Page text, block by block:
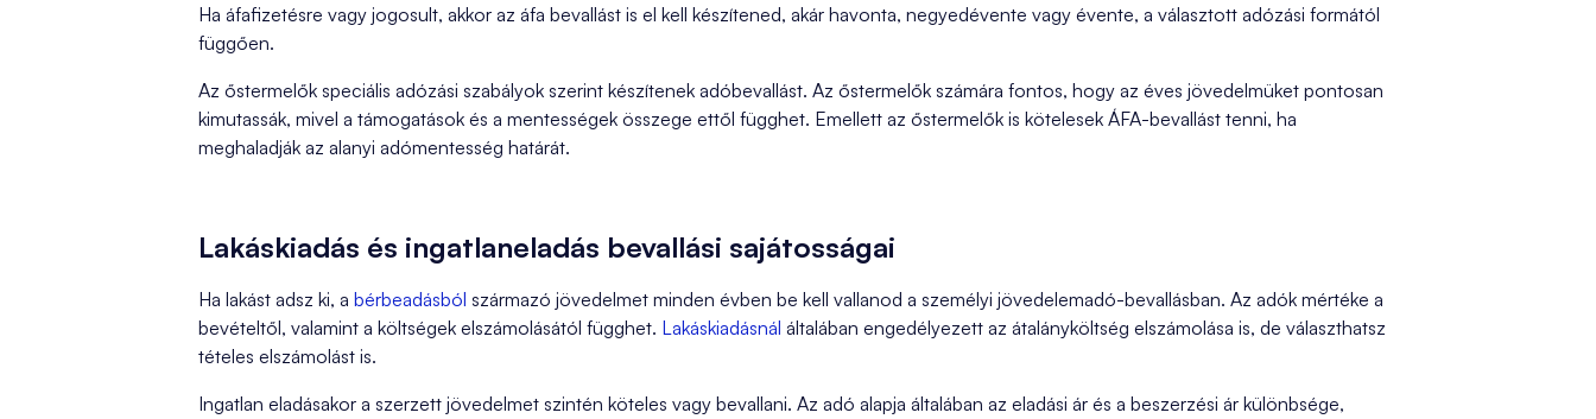
Ha áfafizetésre vagy jogosult, akkor az áfa bevallást is el kell készítened, akár havonta, negyedévente vagy évente, a választott adózási formától
függően.
Az őstermelők speciális adózási szabályok szerint készítenek adóbevallást. Az őstermelők számára fontos, hogy az éves jövedelmüket pontosan
kimutassák, mivel a támogatások és a mentességek összege ettől függhet. Emellett az őstermelők is kötelesek ÁFA-bevallást tenni, ha
meghaladják az alanyi adómentesség határát.
Lakáskiadás és ingatlaneladás bevallási sajátosságai
Ha lakást adsz ki, a bérbeadásból származó jövedelmet minden évben be kell vallanod a személyi jövedelemadó-bevallásban. Az adók mértéke a
bevételtől, valamint a költségek elszámolásától függhet. Lakáskiadásnál általában engedélyezett az átalányköltség elszámolása is, de választhatsz
tételes elszámolást is.
Ingatlan eladásakor a szerzett jövedelmet szintén köteles vagy bevallani. Az adó alapja általában az eladási ár és a beszerzési ár különbsége,